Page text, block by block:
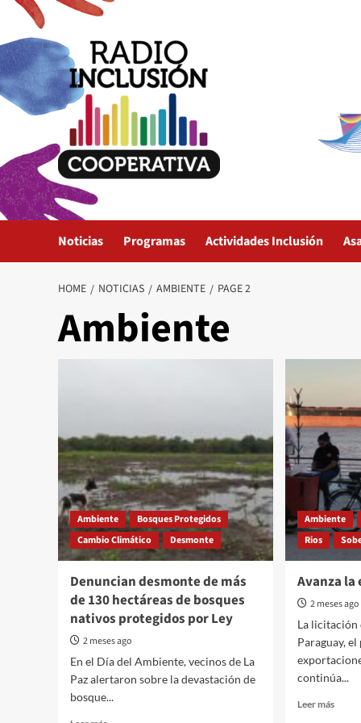
Skip
content
Noticias Programas Actividades Inclusión
HOME NOTICIAS AMBIENTE PAGE 2
Ambiente
Ambiente
Bosques Protegidos
Cambio Climático
Desmonte
Denuncian desmonte de más
de 130 hectáreas de bosques
nativos protegidos por Ley
2 meses ago
En el Día del Ambiente, vecinos de La
Paz alertaron sobre la devastación de
bosque...
Ambiente
Rios
Avanza la
2 meses ago
La licitación
Paraguay,
continúa...
Leer másRead